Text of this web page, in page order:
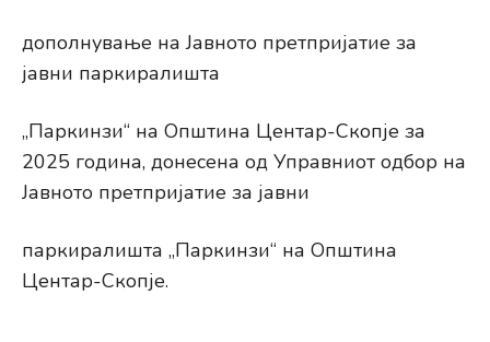
дополнување на Јавното претпријатие за
јавни паркиралишта
„Паркинзи“ на Општина Центар-Скопје за
2025 година, донесена од Управниот одбор на
Јавното претпријатие за јавни
паркиралишта „Паркинзи“ на Општина
Центар-Скопје.